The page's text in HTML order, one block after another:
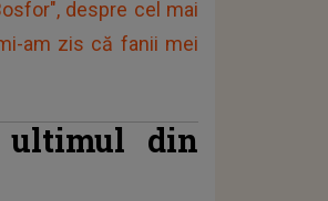
despre cel mai
am zis că fanii mei
ultimul din